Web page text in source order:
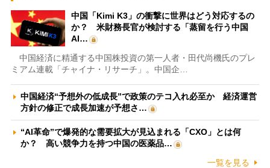
中国「Kimi K3」の衝撃に世界はどう対応するの
か？ 米財務長官が検討する「蒸留を行う中国
AI…
中国経済に精通する中国株投資の第一人者・田代尚機氏のプレ
ミアム連載「チャイナ・リサーチ」。中国企…
中国経済“予想外の低成長”で政策のテコ入れ必至か 経済運営
方針の修正で成長加速が予想さ…
“AI革命”で爆発的な需要拡大が見込まれる「CXO」とは何
か？ 高い競争力を持つ中国の医薬品…
一覧を見る